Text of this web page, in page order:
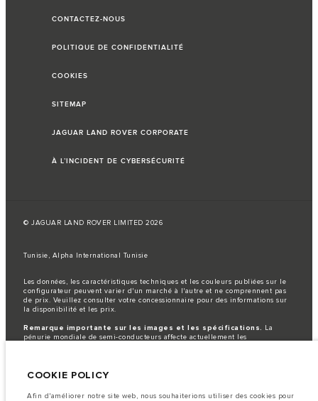
CONTACTEZ-NOUS
POLITIQUE DE CONFIDENTIALITÉ
COOKIES
SITEMAP
JAGUAR LAND ROVER CORPORATE
À L’INCIDENT DE CYBERSÉCURITÉ
© JAGUAR LAND ROVER LIMITED 2026
Tunisie, Alpha International Tunisie
Les données, les caractéristiques techniques et les couleurs publiées sur le
configurateur peuvent varier d'un marché à l'autre et ne comprennent pas
de prix. Veuillez consulter votre concessionnaire pour des informations sur
la disponibilité et les prix.
Remarque importante sur les images et les spécifications. La
pénurie mondiale de semi-conducteurs affecte actuellement les
refléter entièrement les spécifications actuelles en ce qui concerne les
Veuillez consulter votre concessionnaire pour avoir confirmation des
COOKIE POLICY
Afin d'améliorer notre site web, nous souhaiterions utiliser des cookies pour